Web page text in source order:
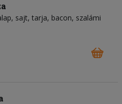
sajt tarja bacon szalámi